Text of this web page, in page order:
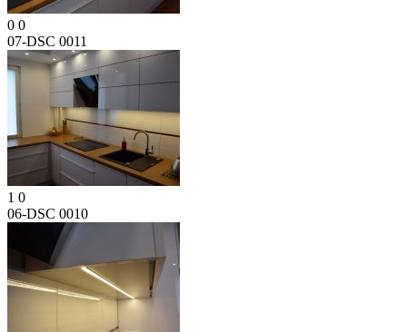
0 0
07-DSC 0011
1 0
06-DSC 0010